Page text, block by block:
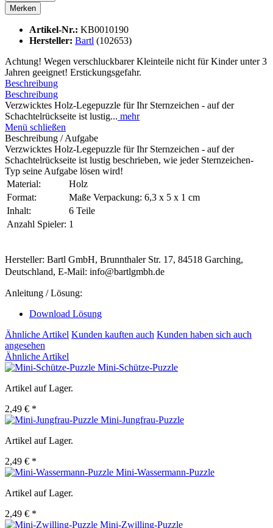
Merken
Artikel-Nr.: KB0010190
Hersteller: Bartl (102653)
Achtung! Wegen verschluckbarer Kleinteile nicht für Kinder unter 3
Jahren geeignet! Erstickungsgefahr.
Beschreibung
Beschreibung
Verzwicktes Holz-Legepuzzle für Ihr Sternzeichen - auf der
Schachtelrückseite ist lustig... mehr
Menü schließen
Beschreibung / Aufgabe
Verzwicktes Holz-Legepuzzle für Ihr Sternzeichen - auf der
Schachtelrückseite ist lustig beschrieben, wie jeder Sternzeichen-
Typ seine Aufgabe lösen wird!
Material:
Holz
Format:
Maße Verpackung: 6,3 x 5 x 1 cm
Inhalt:
6 Teile
Anzahl Spieler: 1
Hersteller: Bartl GmbH, Brunnthaler Str. 17, 84518 Garching,
Deutschland, E-Mail: info@bartlgmbh.de
Anleitung / Lösung:
Download Lösung
Ähnliche Artikel Kunden kauften auch Kunden haben sich auch
angesehen
Ähnliche Artikel
Mini-Schütze-Puzzle
Artikel auf Lager.
2,49 € *
Mini-Jungfrau-Puzzle
Artikel auf Lager.
2,49 € *
Mini-Wassermann-Puzzle
Artikel auf Lager.
2,49 € *
Mini-Zwilling-Puzzle